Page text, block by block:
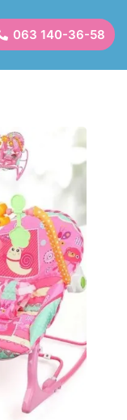
063 140-36-58